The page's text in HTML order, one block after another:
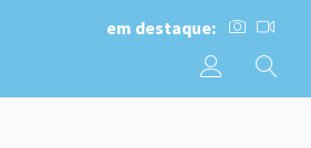
em destaque: